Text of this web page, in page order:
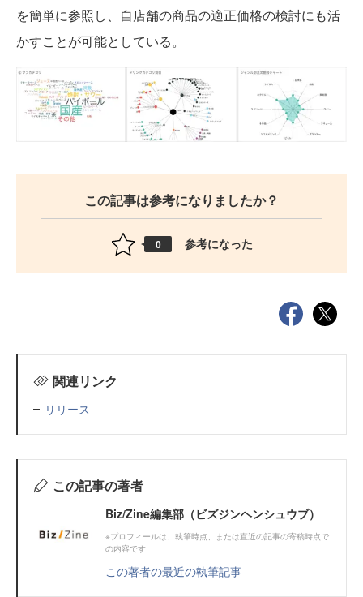
を簡単に参照し、自店舗の商品の適正価格の検討にも活
かすことが可能としている。
この記事は参考になりましたか？
0 参考になった
関連リンク
リリース
この記事の著者
Biz/Zine編集部（ビズジンヘンシュウブ）
※プロフィールは、執筆時点、または直近の記事の寄稿時点で
の内容です
この著者の最近の執筆記事